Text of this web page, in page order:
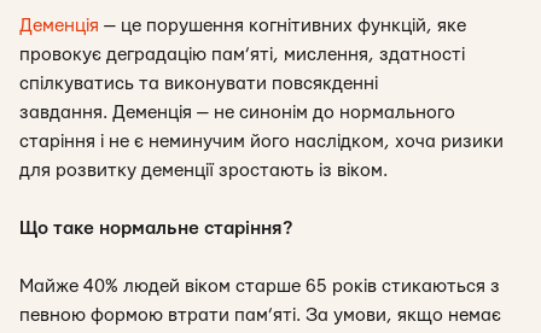
Деменція — це порушення когнітивних функцій, яке
провокує деградацію пам’яті, мислення, здатності
спілкуватись та виконувати повсякденні
завдання. Деменція — не синонім до нормального
старіння і не є неминучим його наслідком, хоча ризики
для розвитку деменції зростають із віком.
Що таке нормальне старіння?
Майже 40% людей віком старше 65 років стикаються з
певною формою втрати пам’яті. За умови, якщо немає